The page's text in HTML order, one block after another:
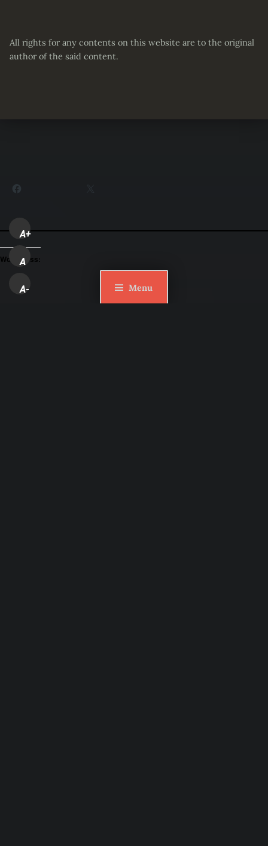
Menu
All rights for any contents on this website are to the original
author of the said content.
A+
A
A-
WordPress: